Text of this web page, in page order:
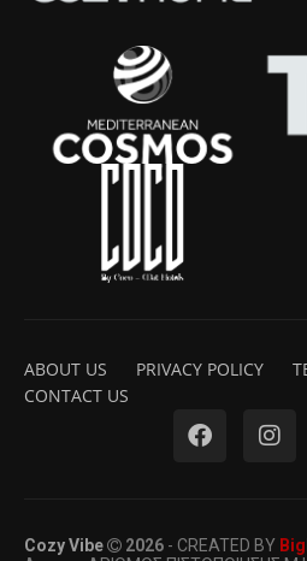
ABOUT US PRIVACY POLICY
CONTACT US
Cozy Vibe 2026 - CREATED BY Big